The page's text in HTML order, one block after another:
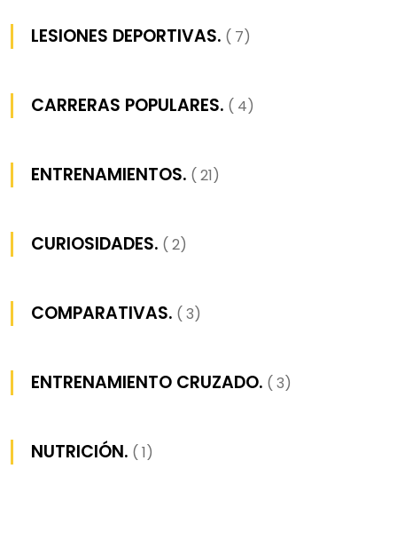
LESIONES DEPORTIVAS. ( 7)
CARRERAS POPULARES. ( 4)
ENTRENAMIENTOS. ( 21)
CURIOSIDADES. ( 2)
COMPARATIVAS. ( 3)
ENTRENAMIENTO CRUZADO. ( 3)
NUTRICIÓN. ( 1)